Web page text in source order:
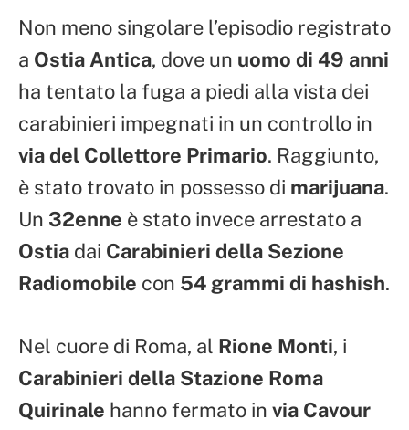
Non meno singolare l’episodio registrato
a Ostia Antica, dove un uomo di 49 anni
ha tentato la fuga a piedi alla vista dei
carabinieri impegnati in un controllo in
via del Collettore Primario. Raggiunto,
è stato trovato in possesso di marijuana.
Un 32enne è stato invece arrestato a
Ostia dai Carabinieri della Sezione
Radiomobile con 54 grammi di hashish.
Nel cuore di Roma, al Rione Monti, i
Carabinieri della Stazione Roma
Quirinale hanno fermato in via Cavour